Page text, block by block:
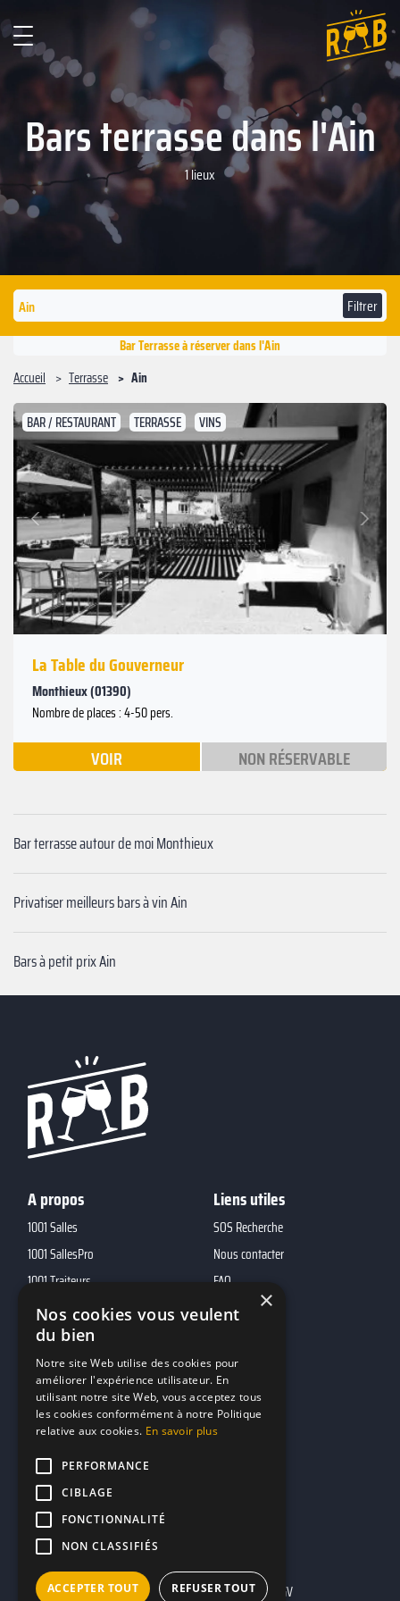
Bars terrasse dans l'Ain
1 lieux
Filtrer
Bar Terrasse à réserver dans l'Ain
Accueil
Terrasse Ain
BAR / RESTAURANT TERRASSE VINS
Précédent
Suivant
La Table du Gouverneur
Monthieux (01390)
Nombre de places : 4-50 pers.
VOIR NON RÉSERVABLE
Bar terrasse autour de moi Monthieux
Privatiser meilleurs bars à vin Ain
Bars à petit prix Ain
A propos
1001 Salles
1001 SallesPro
1001 Traiteurs
1001 DJ
10h01
MP2
Liens utiles
SOS Recherche
Nous contacter
FAQ
Contacts
marketing@reserverunbar.fr
11 rue Maurice Grandcoing
94200 Ivry-sur-Seine
Mentions légales CGU CGV
×
Nos cookies vous veulent
du bien
Notre site Web utilise des cookies pour
améliorer l'expérience utilisateur. En
utilisant notre site Web, vous acceptez tous
les cookies conformément à notre Politique
relative aux cookies. En savoir plus
PERFORMANCE
CIBLAGE
FONCTIONNALITÉ
NON CLASSIFIÉS
ACCEPTER TOUT REFUSER TOUT